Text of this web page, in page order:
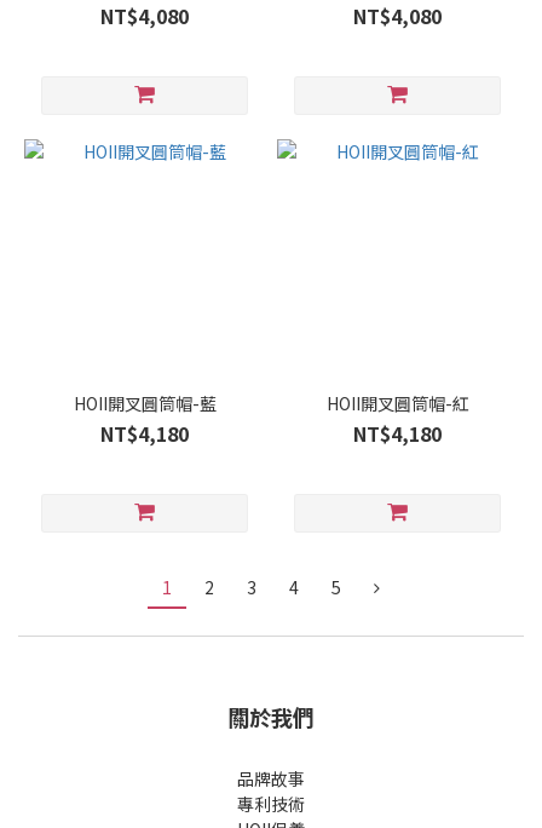
NT$4,080 NT$4,080
HOII開叉圓筒帽-藍
NT$4,180
HOII開叉圓筒帽-紅
NT$4,180
1 2 3 4 5
關於我們
品牌故事
專利技術